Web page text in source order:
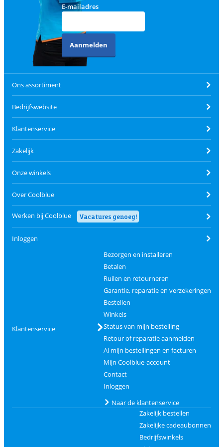
E-mailadres
Aanmelden
Ons assortiment
Bedrijfswebsite
Klantenservice
Zakelijk
Onze winkels
Over Coolblue
Werken bij Coolblue Vacatures genoeg!
Inloggen
Klantenservice
Bezorgen en installeren
Betalen
Ruilen en retourneren
Garantie, reparatie en verzekeringen
Bestellen
Winkels
Status van mijn bestelling
Retour of reparatie aanmelden
Al mijn bestellingen en facturen
Mijn Coolblue-account
Contact
Inloggen
Naar de klantenservice
Zakelijk bestellen
Zakelijke cadeaubonnen
Bedrijfswinkels